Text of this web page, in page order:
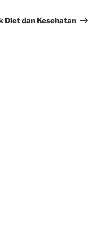
Diet dan Kesehatan